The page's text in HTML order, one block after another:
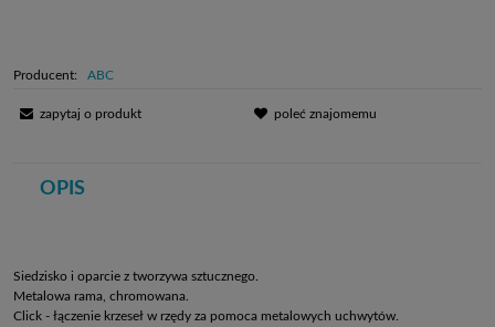
Producent: ABC
zapytaj o produkt poleć znajomemu
OPIS
Siedzisko i oparcie z tworzywa sztucznego.
Metalowa rama, chromowana.
Click - łączenie krzeseł w rzędy za pomoca metalowych uchwytów.